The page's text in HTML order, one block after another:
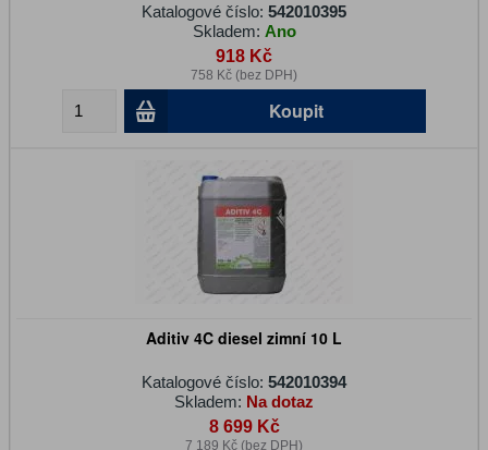
Katalogové číslo: 542010395
Skladem: Ano
918 Kč
758 Kč (bez DPH)
Koupit
Aditiv 4C diesel zimní 10 L
Katalogové číslo: 542010394
Skladem: Na dotaz
8 699 Kč
7 189 Kč (bez DPH)